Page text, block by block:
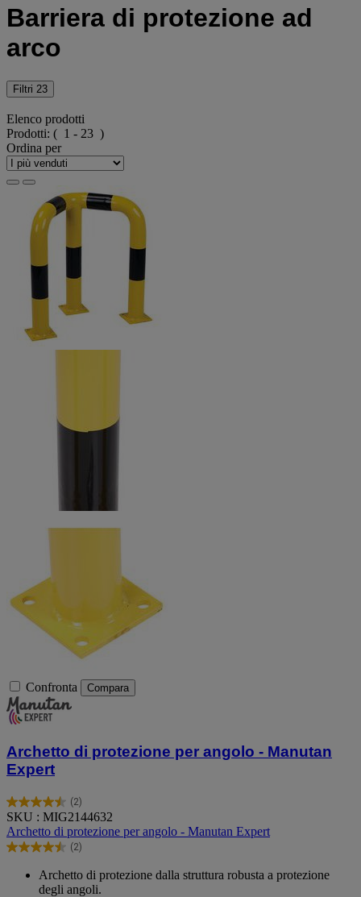
Barriera di protezione ad
arco
Filtri 23
Elenco prodotti
Prodotti: ( 1 - 23 )
Ordina per
Confronta Compara
Archetto di protezione per angolo - Manutan
Expert
(2)
4.5
su
5
stelle.
recensioni
SKU : MIG2144632
Archetto di protezione per angolo - Manutan Expert
(2)
4.5
Archetto di protezione dalla struttura robusta a protezione
degli angoli.